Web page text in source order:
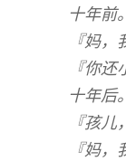
十年前。
『妈
『你
十年后。
『孩
『妈